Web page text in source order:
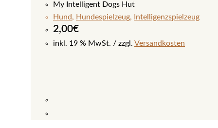
My Intelligent Dogs Hut
Hund, Hundespielzeug, Intelligenzspielzeug
2,00€
inkl. 19 % MwSt. zzgl. Versandkosten